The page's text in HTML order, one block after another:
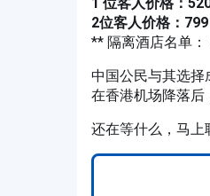
2位客人价格：
** 隔离酒店名单：
中国公民与其选择
在香港机场降落后
还在等什么，马上